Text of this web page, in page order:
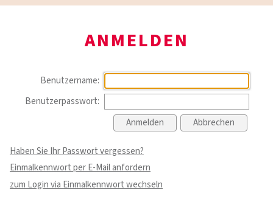
ANMELDEN
Benutzername:
Benutzerpasswort:
Haben Sie Ihr Passwort vergessen?
Einmalkennwort per E-Mail anfordern
zum Login via Einmalkennwort wechseln